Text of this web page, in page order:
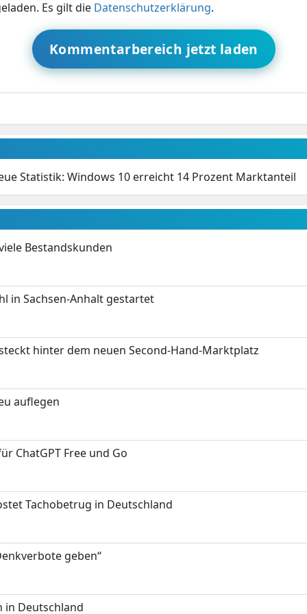
Es gilt die Datenschutzerklärung.
Kommentarbereich jetzt laden
Statistik: Windows 10 erreicht 14 Prozent Marktanteil
Bestandskunden
in Sachsen-Anhalt gestartet
hinter dem neuen Second-Hand-Marktplatz
auflegen
ChatGPT Free und Go
Tachobetrug in Deutschland
geben“
Deutschland